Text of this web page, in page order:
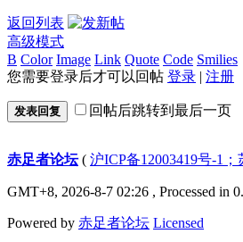
返回列表
高级模式
B Color Image Link Quote Code Smilies
您需要登录后才可以回帖 登录 | 注册
发表回复 回帖后跳转到最后一页
赤足者论坛( 沪ICP备12003419号-1
GMT+8, 2026-8-7 02:26 , Processed in
Powered by 赤足者论坛 Licensed